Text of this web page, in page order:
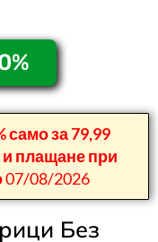
само за 79,99
и плащане при
07/08/2026
Без